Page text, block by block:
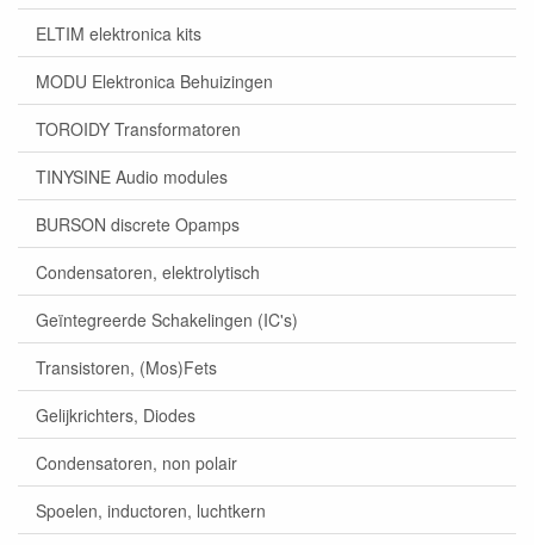
ELTIM elektronica kits
MODU Elektronica Behuizingen
TOROIDY Transformatoren
TINYSINE Audio modules
BURSON discrete Opamps
Condensatoren, elektrolytisch
Geïntegreerde Schakelingen (IC's)
Transistoren, (Mos)Fets
Gelijkrichters, Diodes
Condensatoren, non polair
Spoelen, inductoren, luchtkern